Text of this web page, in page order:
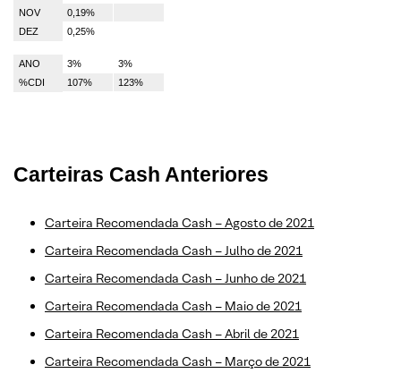
NOV
0,19%
DEZ
0,25%
ANO 3%
3%
%CDI
107% 123%
Carteiras Cash Anteriores
Carteira Recomendada Cash – Agosto de 2021
Carteira Recomendada Cash – Julho de 2021
Carteira Recomendada Cash – Junho de 2021
Carteira Recomendada Cash – Maio de 2021
Carteira Recomendada Cash – Abril de 2021
Carteira Recomendada Cash – Março de 2021